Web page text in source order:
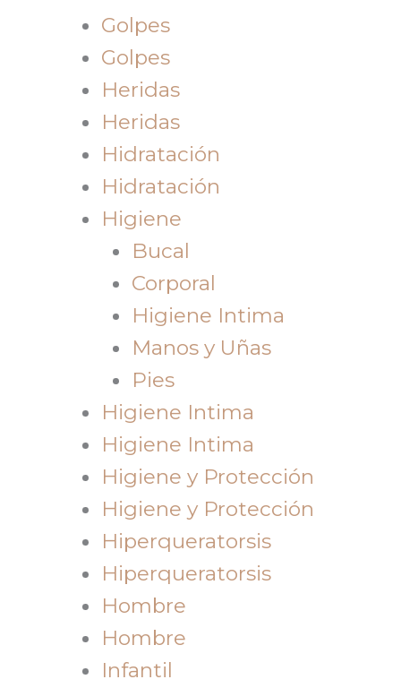
Golpes
Golpes
Heridas
Heridas
Hidratación
Hidratación
Higiene
Bucal
Corporal
Higiene Intima
Manos y Uñas
Pies
Higiene Intima
Higiene Intima
Higiene y Protección
Higiene y Protección
Hiperqueratorsis
Hiperqueratorsis
Hombre
Hombre
Infantil